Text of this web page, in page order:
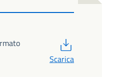
Scarica